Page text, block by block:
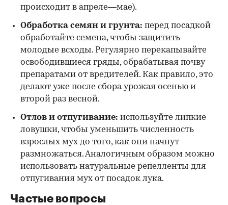
происходит в апреле—мае).
Обработка семян и грунта: перед посадкой
обработайте семена, чтобы защитить
молодые всходы. Регулярно перекапывайте
освободившиеся гряды, обрабатывая почву
препаратами от вредителей. Как правило, это
делают уже после сбора урожая осенью и
второй раз весной.
Отлов и отпугивание: используйте липкие
ловушки, чтобы уменьшить численность
взрослых мух до того, как они начнут
размножаться. Аналогичным образом можно
использовать натуральные репелленты для
отпугивания мух от посадок лука.
Частые вопросы